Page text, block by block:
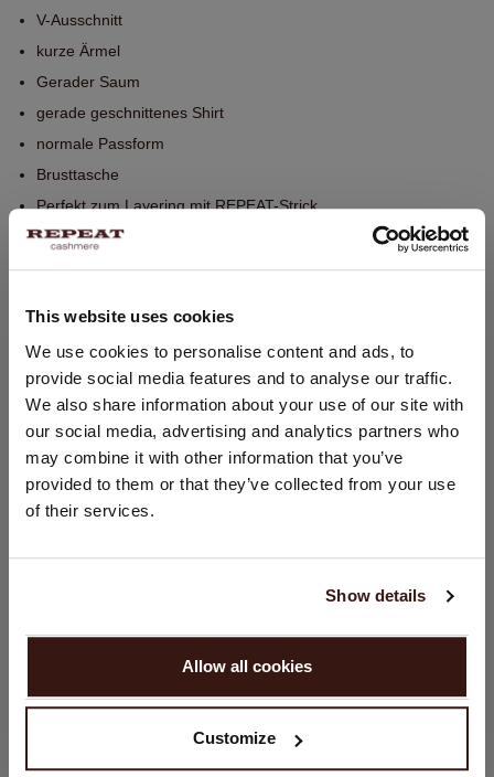
This website uses cookies
We use cookies to personalise content and ads, to
provide social media features and to analyse our traffic.
We also share information about your use of our site with
our social media, advertising and analytics partners who
may combine it with other information that you’ve
provided to them or that they’ve collected from your use
of their services.
Show details
Allow all cookies
Customize
V-Ausschnitt
kurze Ärmel
Gerader Saum
gerade geschnittenes Shirt
normale Passform
Brusttasche
Perfekt zum Layering mit REPEAT-Strick
Handwäsche, chemische Reinigung möglich
67% Lyocell / 33% Baumwolle
GRÖSSE & SCHNITT
PFLEGEHINWEISE
VERSAND & RÜCKGABE
DAS KÖNNTE IHNEN AUCH GEFALLEN
STANDORT ÄNDERN
Sie besuchen Repeat cashmere von Deutschland (€) aus.
Möchten Sie Ihre Standort aktualisieren?
Vereinigte Staaten ($)
WEITER